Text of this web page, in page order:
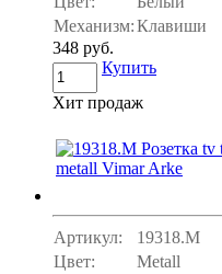
Механизм:Клавиши
348 руб.
Купить
Хит продаж
Артикул:
19318.M
Цвет:
Metall